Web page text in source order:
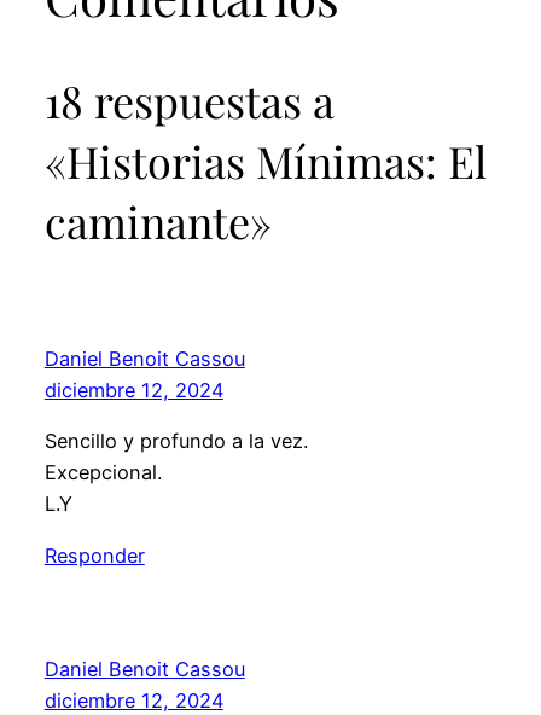
18 respuestas a
«Historias Mínimas: El
caminante»
Daniel Benoit Cassou
diciembre 12, 2024
Sencillo y profundo a la vez.
Excepcional.
L.Y
Responder
Daniel Benoit Cassou
diciembre 12, 2024